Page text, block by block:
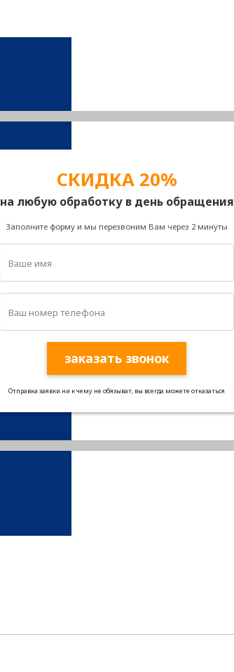
СКИДКА 20%
на любую обработку в день обращения
Заполните форму и мы перезвоним Вам через 2 минуты
заказать звонок
Отправка заявки ни к чему не обязыват, вы всегда можете отказаться